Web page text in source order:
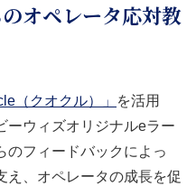
オペレータ応対教
（クオクル）」
を活用
ーウィズオリジナルeラー
のフィードバックによっ
え、オペレータの成長を促